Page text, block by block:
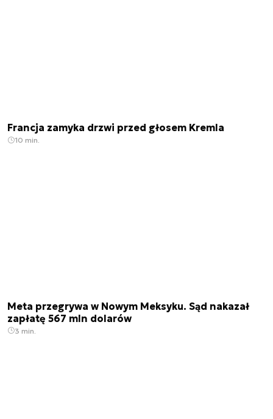
Francja zamyka drzwi przed głosem Kremla
10 min.
Meta przegrywa w Nowym Meksyku. Sąd nakazał
zapłatę 567 mln dolarów
3 min.